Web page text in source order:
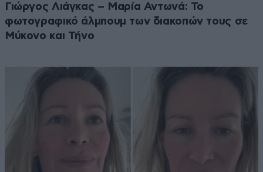
Γιώργος Λιάγκας – Μαρία Αντωνά: Το
φωτογραφικό άλμπουμ των διακοπών τους σε
Μύκονο και Τήνο